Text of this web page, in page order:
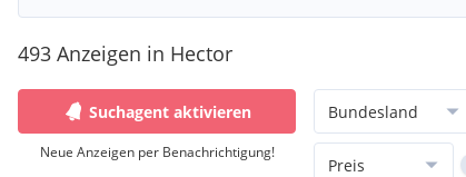
493 Anzeigen in Hector
Suchagent aktivieren
Neue Anzeigen per Benachrichtigung!
Bundesland
Preis